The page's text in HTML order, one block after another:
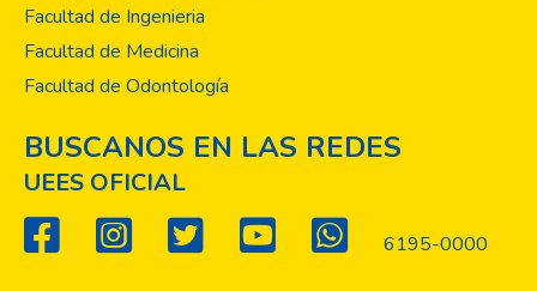
Facultad de Ingenieria
Facultad de Medicina
Facultad de Odontología
BUSCANOS EN LAS REDES
UEES OFICIAL
6195-0000